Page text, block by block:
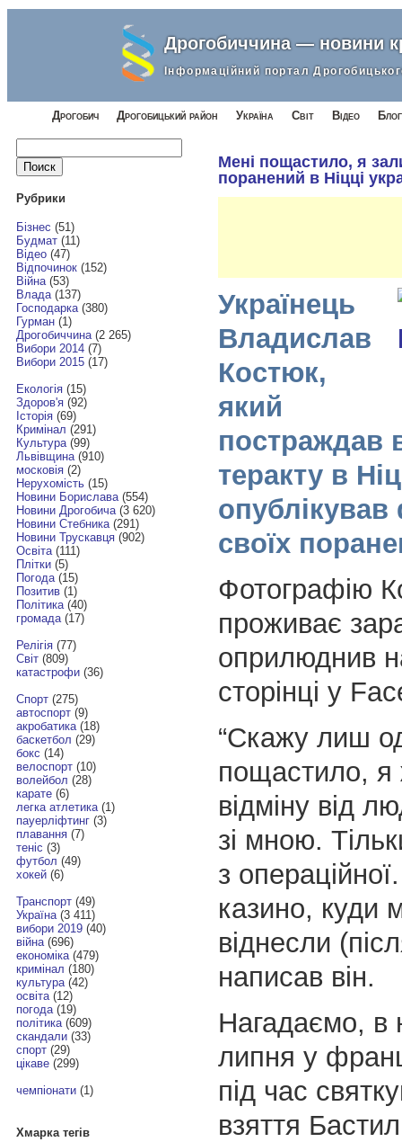
Дрогобиччина — новини
Інформаційний портал
Дрогобич Дрогобицький район Україна Світ Відео
Найти:
Рубрики
Бізнес (51)
Будмат(11)
Відео(47)
Відпочинок(152)
Війна(53)
Влада(137)
Господарка(380)
Гурман(1)
Дрогобиччина(2 265)
Вибори 2014(7)
Вибори 2015(17)
Екологія(15)
Здоров'я(92)
Історія(69)
Кримінал (291)
Культура(99)
Львівщина(910)
московія(2)
Нерухомість(15)
Новини Борислава(554)
Новини Дрогобича(3 620)
Новини Стебника(291)
Новини Трускавця(902)
Освіта(111)
Плітки(5)
Погода(15)
Позитив(1)
Політика(40)
громада(17)
Релігія(77)
Світ(809)
катастрофи(36)
Спорт(275)
автоспорт(9)
акробатика(18)
баскетбол (29)
бокс (14)
велоспорт(10)
волейбол (28)
карате(6)
легка атлетика(1)
пауерліфтинг(3)
плавання(7)
теніс (3)
футбол (49)
хокей(6)
Транспорт(49)
Україна(3 411)
вибори 2019(40)
війна(696)
економіка(479)
кримінал (180)
культура(42)
освіта(12)
погода(19)
політика(609)
скандали(33)
спорт(29)
цікаве(299)
чемпіонати(1)
Хмарка тегів
Мені пощастило, я
поранений в Ніцці
Українець
Владислав
Костюк,
який
постраждав
теракту в
своїх
Фотографію
проживає
оприлюднив
сторінці у
“Скажу лиш
пощастило, я
відміну від
зі мною.
з
казино, куди
віднесли
написав він.
Нагадаємо, в
липня у
під час
взяття